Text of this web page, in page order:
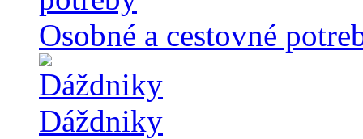
Osobné a cestovné
Dáždniky